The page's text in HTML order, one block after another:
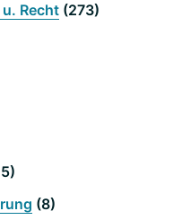
Recht (273)
(8)